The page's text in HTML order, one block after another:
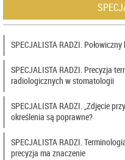
SPECJALISTA RADZI.
SPECJALISTA RADZI. Precyzja
radiologicznych w stomatologii
SPECJALISTA RADZI. „Zdjęcie
określenia są poprawne?
SPECJALISTA RADZI.
precyzja ma znaczenie